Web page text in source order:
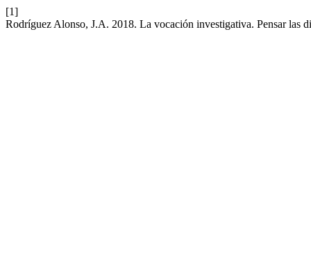
[1]
Rodríguez Alonso, J.A. 2018. La vocación investigativa. Pensar las